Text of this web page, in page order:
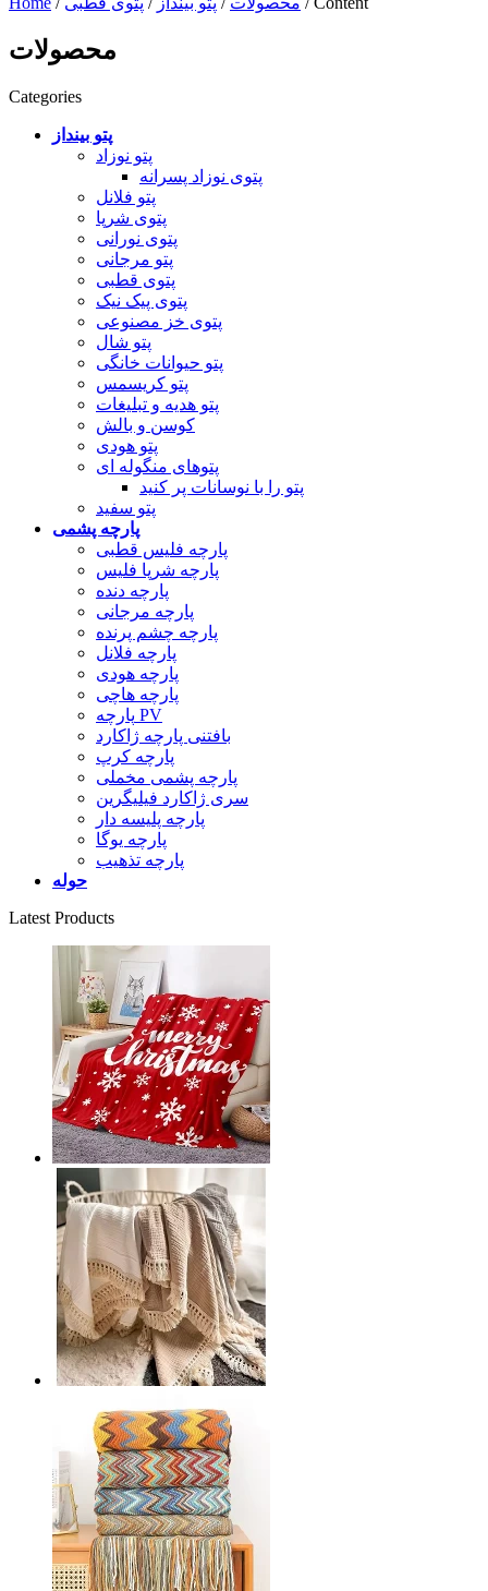
محصولات
Categories
پتو بینداز
پتو نوزاد
پتوی نوزاد پسرانه
پتو فلانل
پتوی شرپا
پتوی نورانی
پتو مرجانی
پتوی قطبی
پتوی پیک نیک
پتوی خز مصنوعی
پتو شال
پتو حیوانات خانگی
پتو کریسمس
پتو هدیه و تبلیغات
کوسن و بالش
پتو هودی
پتوهای منگوله ای
پتو را با نوسانات پر کنید
پتو سفید
پارچه پشمی
پارچه فلیس قطبی
پارچه شرپا فلیس
پارچه دنده
پارچه مرجانی
پارچه چشم پرنده
پارچه فلانل
پارچه هودی
پارچه هاچی
پارچه PV
بافتنی پارچه ژاکارد
پارچه کرپ
پارچه پشمی مخملی
سری ژاکارد فیلیگرین
پارچه پلیسه دار
پارچه یوگا
پارچه تذهیب
حوله
Latest Products